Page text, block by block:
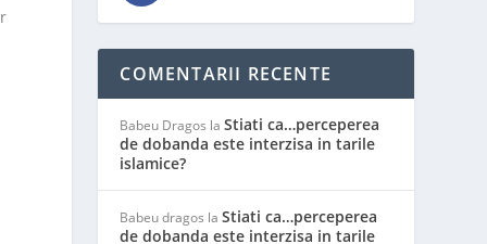
COMENTARII RECENTE
Babeu Dragos laStiati ca…perceperea
de dobanda este interzisa in tarile
islamice?
Babeu dragos laStiati ca…perceperea
de dobanda este interzisa in tarile